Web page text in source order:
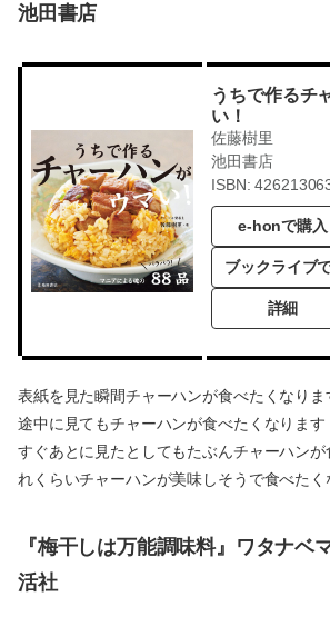
池田書店
うちで作るチ
い！
佐藤樹里
池田書店
ISBN:
e-honで購入
ブックライブ
詳細
表紙を見た瞬間チャーハンが食べたくなりま
途中に見てもチャーハンが食べたくなりま
すぐあとに見たとしてもたぶんチャーハン
れくらいチャーハンが美味しそうで食べたく
『梅干しは万能調味料』ワタナ
活社